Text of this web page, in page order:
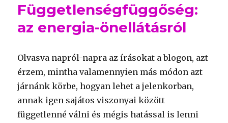
Függetlenségfüggőség:
az energia-önellátásról
Olvasva napról-napra az írásokat a blogon, azt
érzem, mintha valamennyien más módon azt
járnánk körbe, hogyan lehet a jelenkorban,
annak igen sajátos viszonyai között
függetlenné válni és mégis hatással is lenni